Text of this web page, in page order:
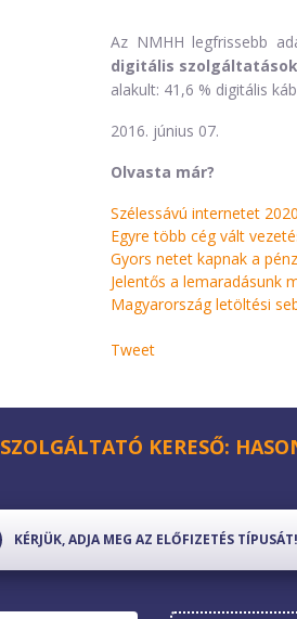
Az NMHH legfrissebb
digitális
alakult: 41,6 % digitális
2016. június 07.
Olvasta már?
Szélessávú internetet
Egyre több cég vált
Gyors netet kapnak a
Jelentős a lemaradásunk
Magyarország letöltési
Tweet
SZOLGÁLTATÓ KERESŐ:
KÉRJÜK, ADJA MEG AZ ELŐFIZETÉS TÍPUSÁT!